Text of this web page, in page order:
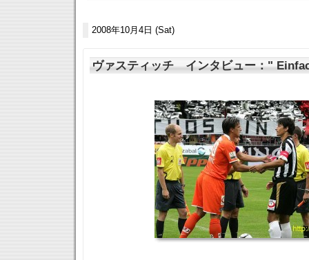
2008年10月4日 (Sat)
ヴァスティッチ インタビュー："